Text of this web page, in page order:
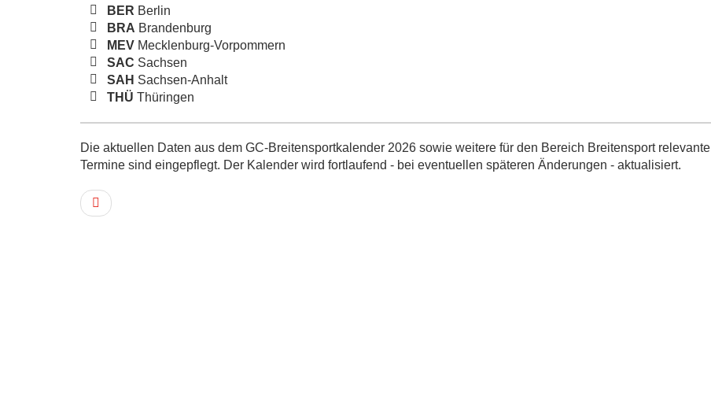
BER Berlin
BRA Brandenburg
MEV Mecklenburg-Vorpommern
SAC Sachsen
SAH Sachsen-Anhalt
THÜ Thüringen
Die aktuellen Daten aus dem GC-Breitensportkalender 2026 sowie weitere für den Bereich Breitensport relevante
Termine sind eingepflegt. Der Kalender wird fortlaufend - bei eventuellen späteren Änderungen - aktualisiert.